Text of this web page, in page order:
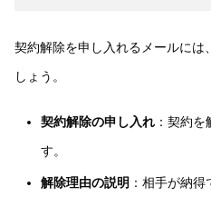
契約解除を申し入れるメールに
しょう。
契約解除の申し入れ：契約を
す。
解除理由の説明 ：相手が納